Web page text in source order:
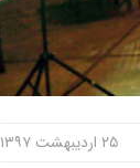
۲۵ اردیبهشت ۱۳۹۷